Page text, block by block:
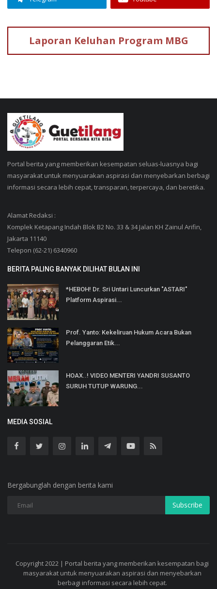
Laporan Keluhan Program MBG
Portal berita yang memberikan kesempatan seluas-luasnya bagi
masyarakat untuk menyuarakan aspirasi dan menyebarkan berbagi
informasi secara lebih cepat, transparan, terpercaya, dan beretika.
Alamat Redaksi :
Komplek Ketapang Indah Blok B2 No. 33 & 34 Jalan KH Zainul Arifin,
Jakarta 11140
Telepon (62-21) 6340960
BERITA PALING BANYAK DILIHAT BULAN INI
*HEBOH! Dr. Sri Untari Luncurkan "ASTARI"
Platform Aspirasi...
Prof. Yanto: Kekeliruan Hukum Acara Bukan
Pelanggaran Etik...
HOAX..! VIDEO MENTERI YANDRI SUSANTO
SURUH TUTUP WARUNG...
MEDIA SOSIAL
Bergabunglah dengan berita kami
Subscribe
Copyright 2022 | Portal berita yang memberikan kesempatan bagi
masyarakat untuk menyuarakan aspirasi dan menyebarkan
berbagi informasi secara lebih cepat.